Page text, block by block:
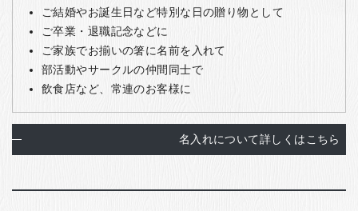
ご結婚やお誕生日など特別な日の贈り物として
ご卒業・退職記念などに
ご家族でお揃いの箸に名前を入れて
部活動やサークルの仲間同士で
飲食店など、常連のお客様に
名入れについて詳しくはこちら